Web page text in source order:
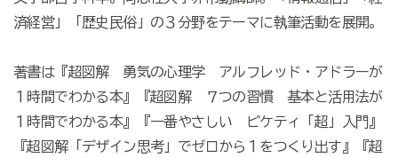
済経営」「歴史民俗」の３分野をテーマに執筆活動を展開。
著書は『超図解 勇気の心理学 アルフレッド・アドラーが
１時間でわかる本』『超図解 ７つの習慣 基本と活用法が
１時間でわかる本』『一番やさしい ピケティ「超」入門』
『超図解「デザイン思考」でゼロから１をつくり出す』『超